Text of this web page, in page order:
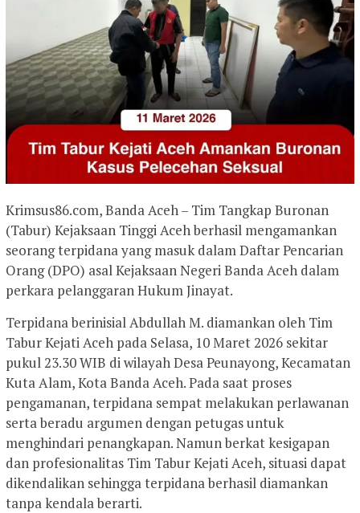
Krimsus86.com, Banda Aceh – Tim Tangkap Buronan
(Tabur) Kejaksaan Tinggi Aceh berhasil mengamankan
seorang terpidana yang masuk dalam Daftar Pencarian
Orang (DPO) asal Kejaksaan Negeri Banda Aceh dalam
perkara pelanggaran Hukum Jinayat.
Terpidana berinisial Abdullah M. diamankan oleh Tim
Tabur Kejati Aceh pada Selasa, 10 Maret 2026 sekitar
pukul 23.30 WIB di wilayah Desa Peunayong, Kecamatan
Kuta Alam, Kota Banda Aceh. Pada saat proses
pengamanan, terpidana sempat melakukan perlawanan
serta beradu argumen dengan petugas untuk
menghindari penangkapan. Namun berkat kesigapan
dan profesionalitas Tim Tabur Kejati Aceh, situasi dapat
dikendalikan sehingga terpidana berhasil diamankan
tanpa kendala berarti.